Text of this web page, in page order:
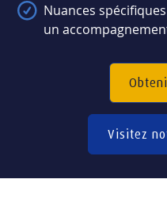
Nuances
un
Visitez